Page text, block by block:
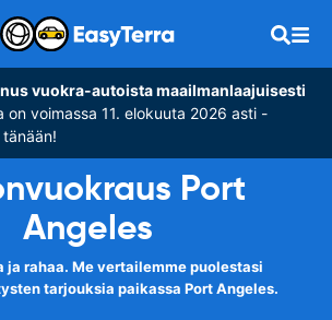
vuokra-autoista maailmanlaajuisesti
on voimassa 11. elokuuta 2026 asti -
Port
Angeles
ja rahaa. Me vertailemme puolestasi
tarjouksia paikassa Port Angeles.